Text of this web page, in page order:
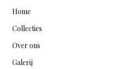
Home
Collecties
Over ons
Galerij